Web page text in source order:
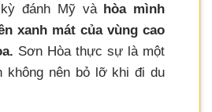
đánh Mỹ vàhòa mình
xanh mát của vùng cao
Sơn Hòa thực sự là một
không nên bỏ lỡ khi đi du